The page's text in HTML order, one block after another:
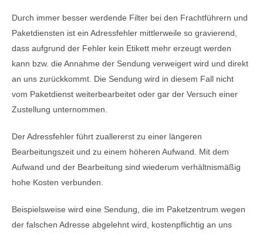
Durch immer besser werdende Filter bei den Frachtführern und
Paketdiensten ist ein Adressfehler mittlerweile so gravierend,
dass aufgrund der Fehler kein Etikett mehr erzeugt werden
kann bzw. die Annahme der Sendung verweigert wird und direkt
an uns zurückkommt. Die Sendung wird in diesem Fall nicht
vom Paketdienst weiterbearbeitet oder gar der Versuch einer
Zustellung unternommen.
Der Adressfehler führt zuallererst zu einer längeren
Bearbeitungszeit und zu einem höheren Aufwand. Mit dem
Aufwand und der Bearbeitung sind wiederum verhältnismäßig
hohe Kosten verbunden.
Beispielsweise wird eine Sendung, die im Paketzentrum wegen
der falschen Adresse abgelehnt wird, kostenpflichtig an uns